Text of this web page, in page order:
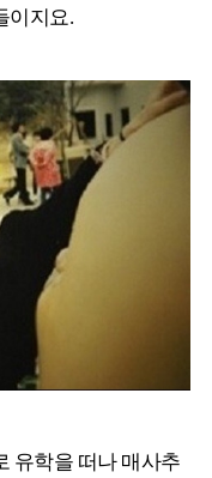
이지요.
유학을 떠나 매사추